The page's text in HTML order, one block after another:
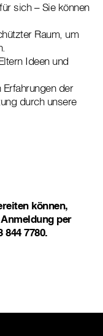
sich – Sie können
Raum, um
Ideen und
der
durch unsere
können,
per
7780.